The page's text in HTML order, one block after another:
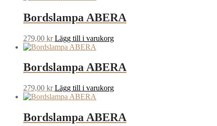
Bordslampa ABERA
279,00 kr Lägg till i varukorg
Bordslampa ABERA
279,00 kr Lägg till i varukorg
Bordslampa ABERA